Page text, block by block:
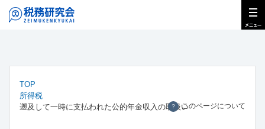
TOP
所得税
遡及して一時に支払われた公的年金収入の取扱い
？ このページについて